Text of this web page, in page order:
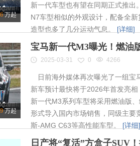
万起
新一代车型也有望在同期正式推出
N7车型相似的外观设计，配备全
造型也多了几分运动气息。 [详细]
万起
宝马新一代M3曝光！燃油
2025-03-31 0 4266
日前海外媒体再次曝光了一组宝
新车预计最快将于2026年首发亮
新一代M3系列车型将采用燃油版
形式导入国内市场销售，同级主要
斯-AMG C63等高性能车型。 [详细]
日产将“复活”方盒子SUV